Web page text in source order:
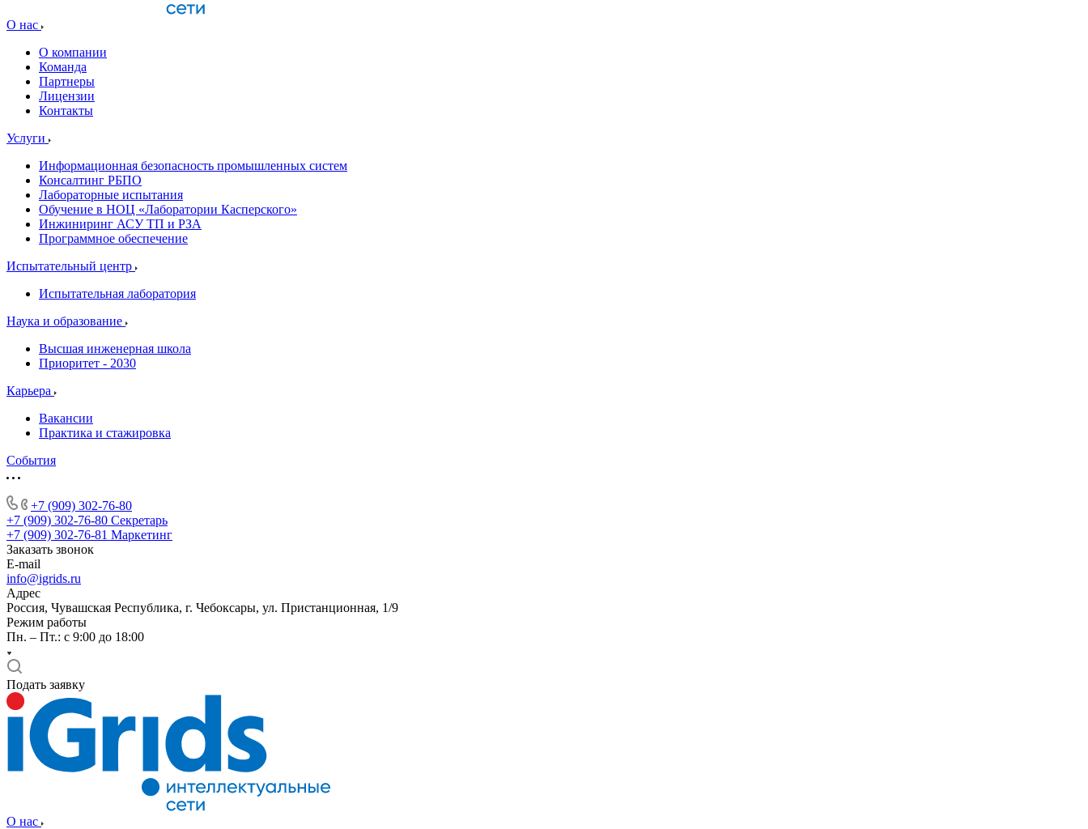
О нас
О компании
Команда
Партнеры
Лицензии
Контакты
Услуги
Информационная безопасность промышленных систем
Консалтинг РБПО
Лабораторные испытания
Обучение в НОЦ «Лаборатории Касперского»
Инжиниринг АСУ ТП и РЗА
Программное обеспечение
Испытательный центр
Испытательная лаборатория
Наука и образование
Высшая инженерная школа
Приоритет - 2030
Карьера
Вакансии
Практика и стажировка
События
+7 (909) 302-76-80
+7 (909) 302-76-80 Секретарь
+7 (909) 302-76-81 Маркетинг
Заказать звонок
E-mail
info@igrids.ru
Адрес
Россия, Чувашская Республика, г. Чебоксары, ул. Пристанционная, 1/9
Режим работы
Пн. – Пт.: с 9:00 до 18:00
Подать заявку
О нас